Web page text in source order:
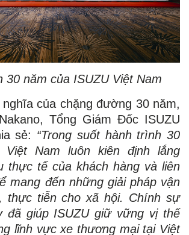
30 năm của ISUZU Việt Nam
của chặng đường 30 năm,
Tổng Giám Đốc ISUZU
sẻ: “Trong suốt hành trình 30
Việt Nam luôn kiên định lắng
thực tế của khách hàng và liên
mang đến những giải pháp vận
thực tiễn cho xã hội. Chính sự
đã giúp ISUZU giữ vững vị thế
lĩnh vực xe thương mại tại Việt